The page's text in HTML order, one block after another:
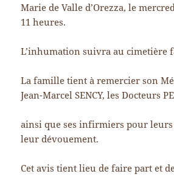
Marie de Valle d’Orezza, le
11 heures.
L’inhumation suivra au cimetière
La famille tient à remercier son
Jean-Marcel SENCY, les Docteurs
ainsi que ses infirmiers pour leurs
leur dévouement.
Cet avis tient lieu de faire part et